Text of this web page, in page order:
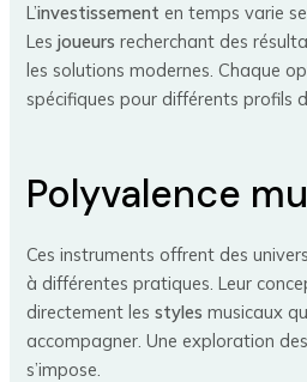
L’investissement en temps varie
Lesjoueurs recherchant des
les solutions modernes. Chaque
spécifiques pour différents profils
Polyvalence
Ces instruments offrent des
à différentes pratiques. Leur
directement lesstyles musicaux
accompagner. Une exploration des
s’impose.